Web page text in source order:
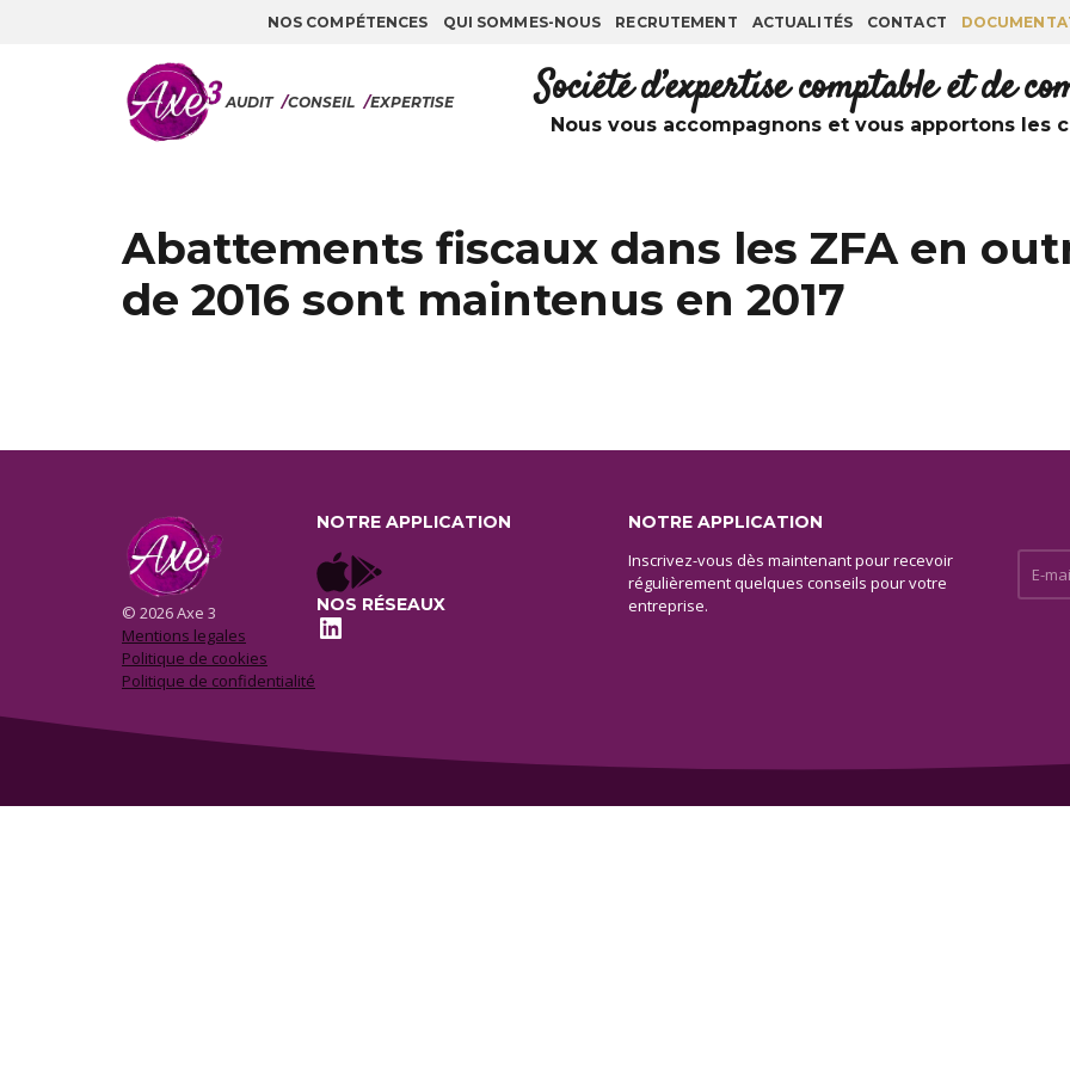
NOS COMPÉTENCES QUI SOMMES-NOUS RECRUTEMENT ACTUALITÉS CONTACT
AUDIT /CONSEIL /EXPERTISE Société d’expertise comptable et de
Nous vous accompagnons et vous apportons les
Abattements fiscaux dans les ZFA en
de 2016 sont maintenus en 2017
© 2026 Axe 3
Mentions legales
Politique de cookies
Politique de confidentialité
NOTRE APPLICATION
NOS RÉSEAUX
LinkedIn
NOTRE APPLICATION
Inscrivez-vous dès maintenant pour recevoir
régulièrement quelques conseils pour votre
entreprise.